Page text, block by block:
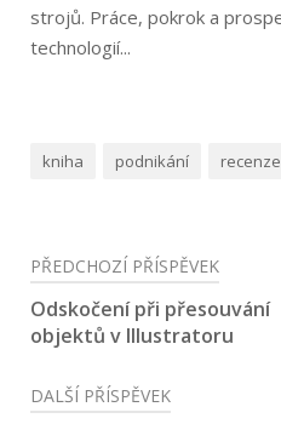
strojů. Práce, pokrok a
technologií...
kniha podnikání recenze
Navigace
pro
příspěvek
PŘEDCHOZÍ PŘÍSPĚVEK
Odskočení při přesouvání
objektů v Illustratoru
DALŠÍ PŘÍSPĚVEK